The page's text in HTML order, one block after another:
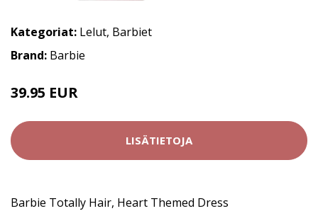
Kategoriat: Lelut, Barbiet
Brand: Barbie
39.95 EUR
LISÄTIETOJA
Barbie Totally Hair, Heart Themed Dress